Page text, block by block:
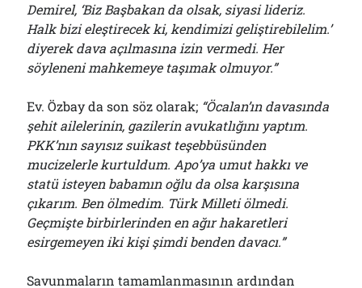
Demirel, ‘Biz Başbakan da olsak, siyasi lideriz.
Halk bizi eleştirecek ki, kendimizi geliştirebilelim.’
diyerek dava açılmasına izin vermedi. Her
söyleneni mahkemeye taşımak olmuyor.”
Ev. Özbay da son söz olarak; “Öcalan’ın davasında
şehit ailelerinin, gazilerin avukatlığını yaptım.
PKK’nın sayısız suikast teşebbüsünden
mucizelerle kurtuldum. Apo’ya umut hakkı ve
statü isteyen babamın oğlu da olsa karşısına
çıkarım. Ben ölmedim. Türk Milleti ölmedi.
Geçmişte birbirlerinden en ağır hakaretleri
esirgemeyen iki kişi şimdi benden davacı.”
Savunmaların tamamlanmasının ardından